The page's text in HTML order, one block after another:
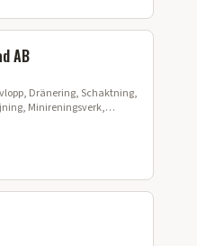
AB
Dränering, Schaktning,
Minireningsverk,
Plattsättning,